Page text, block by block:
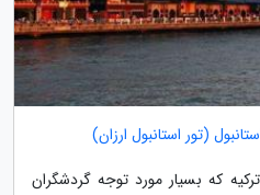
(تور استانبول ارزان)
که بسیار مورد توجه گردشگران